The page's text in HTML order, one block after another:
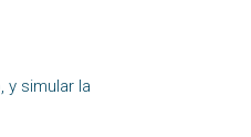
simular la